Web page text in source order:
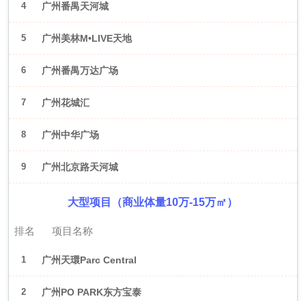
4 广州番禺天河城
5 广州美林M•LIVE天地
6 广州番禺万达广场
7 广州花城汇
8 广州中华广场
9 广州北京路天河城
大型项目（商业体量10万-15万㎡）
排名 项目名称
1 广州天環Parc Central
2 广州PO PARK东方宝泰